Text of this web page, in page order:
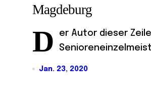
Magdeburg
D
er Autor dieser
Jan. 23, 2020